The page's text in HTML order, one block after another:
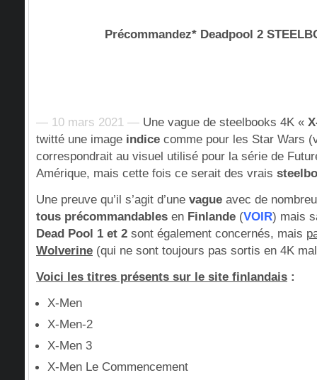
Précommandez* Deadpool 2
— 10 mars 2021 — Une vague de steelbooks 4K «
twitté une image indice comme pour les Star Wars
correspondrait au visuel utilisé pour la série de
Amérique, mais cette fois ce serait des vrais
Une preuve qu’il s’agit d’une vague avec de
tous précommandables en Finlande (VOIR) mais
Dead Pool 1 et 2 sont également concernés, mais
Wolverine (qui ne sont toujours pas sortis en 4K
Voici les titres présents sur le site finlandais :
X-Men
X-Men-2
X-Men 3
X-Men Le Commencement